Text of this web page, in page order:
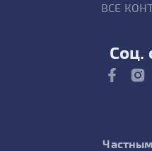
ВСЕ
Соц.